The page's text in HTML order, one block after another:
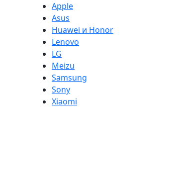
Apple
Asus
Huawei и Honor
Lenovo
LG
Meizu
Samsung
Sony
Xiaomi